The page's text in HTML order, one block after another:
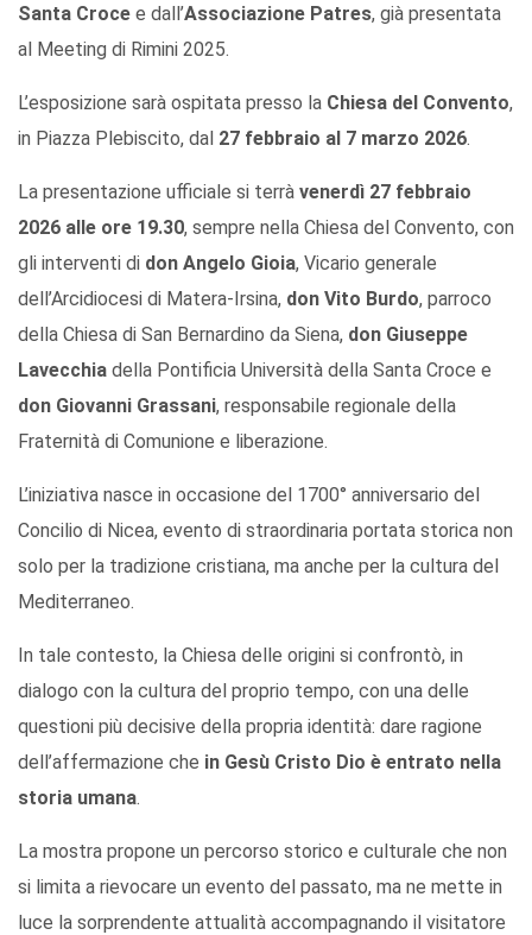
Santa Croce e dall’Associazione Patres, già presentata
al Meeting di Rimini 2025.
L’esposizione sarà ospitata presso la Chiesa del Convento,
in Piazza Plebiscito, dal 27 febbraio al 7 marzo 2026.
La presentazione ufficiale si terrà venerdì 27 febbraio
2026 alle ore 19.30, sempre nella Chiesa del Convento, con
gli interventi di don Angelo Gioia, Vicario generale
dell’Arcidiocesi di Matera-Irsina, don Vito Burdo, parroco
della Chiesa di San Bernardino da Siena, don Giuseppe
Lavecchia della Pontificia Università della Santa Croce e
don Giovanni Grassani, responsabile regionale della
Fraternità di Comunione e liberazione.
L’iniziativa nasce in occasione del 1700° anniversario del
Concilio di Nicea, evento di straordinaria portata storica non
solo per la tradizione cristiana, ma anche per la cultura del
Mediterraneo.
In tale contesto, la Chiesa delle origini si confrontò, in
dialogo con la cultura del proprio tempo, con una delle
questioni più decisive della propria identità: dare ragione
dell’affermazione che in Gesù Cristo Dio è entrato nella
storia umana.
La mostra propone un percorso storico e culturale che non
si limita a rievocare un evento del passato, ma ne mette in
luce la sorprendente attualità accompagnando il visitatore